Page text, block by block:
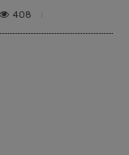
408